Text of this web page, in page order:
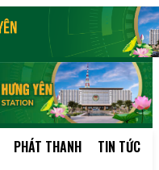
PHÁT THANH TIN TỨC